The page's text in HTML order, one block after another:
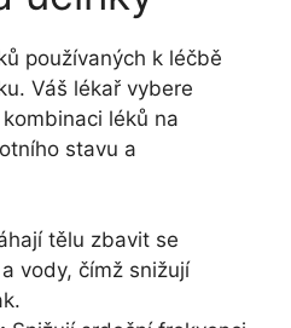
používaných k léčbě
Váš lékař vybere
léků na
stavu a
tělu zbavit se
vody, čímž snižují